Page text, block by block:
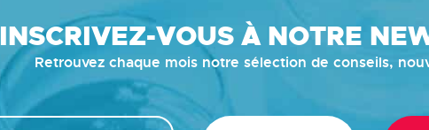
INSCRIVEZ-VOUS À NOTRE
Retrouvez chaque mois notre sélection de conseils,